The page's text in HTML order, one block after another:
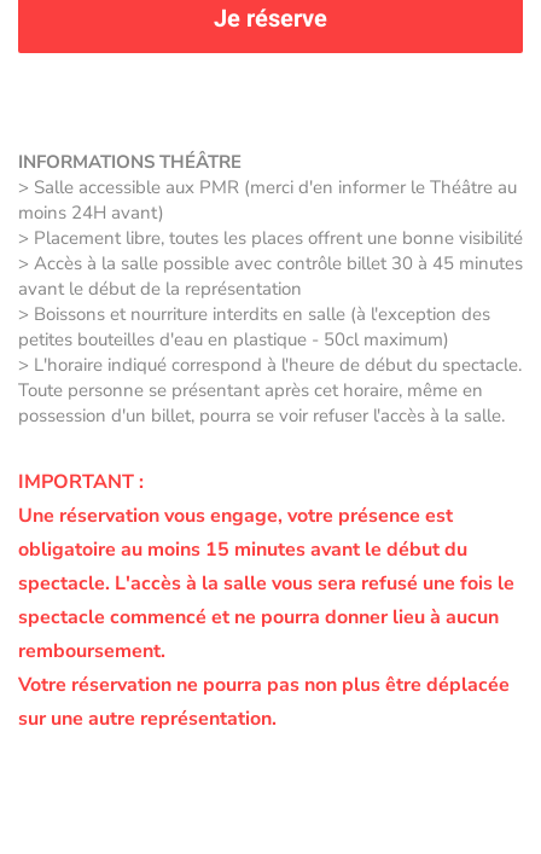
Je réserve
INFORMATIONS THÉÂTRE
> Salle accessible aux PMR (merci d'en informer le Théâtre au
moins 24H avant)
> Placement libre, toutes les places offrent une bonne visibilité
> Accès à la salle possible avec contrôle billet 30 à 45 minutes
avant le début de la représentation
> Boissons et nourriture interdits en salle (à l'exception des
petites bouteilles d'eau en plastique - 50cl maximum)
> L'horaire indiqué correspond à l'heure de début du spectacle.
Toute personne se présentant après cet horaire, même en
possession d'un billet, pourra se voir refuser l'accès à la salle.
IMPORTANT :
Une réservation vous engage, votre présence est
obligatoire au moins 15 minutes avant le début du
spectacle. L'accès à la salle vous sera refusé une fois le
spectacle commencé et ne pourra donner lieu à aucun
remboursement.
Votre réservation ne pourra pas non plus être déplacée
sur une autre représentation.